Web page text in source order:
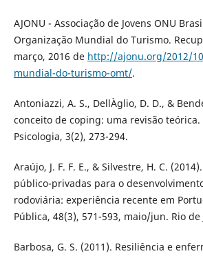
AJONU - Associação de Jovens ONU
Organização Mundial do Turismo.
março, 2016 de http://ajonu.org/2012/
mundial-do-turismo-omt/.
Antoniazzi, A. S., DellÀglio, D. D., &
conceito de coping: uma revisão teórica.
Psicologia, 3(2), 273-294.
Araújo, J. F. F. E., & Silvestre, H. C.
público-privadas para o
rodoviária: experiência recente em
Pública, 48(3), 571-593, maio/jun. Rio de
Barbosa, G. S. (2011). Resiliência e